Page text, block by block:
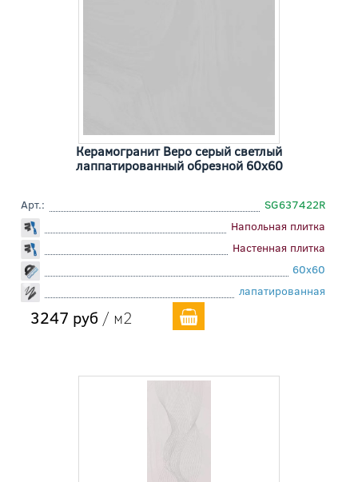
Керамогранит Веро серый светлый
лаппатированный обрезной 60x60
Арт.:
SG637422R
Напольная плитка
Настенная плитка
60x60
лапатированная
3247 руб / м2